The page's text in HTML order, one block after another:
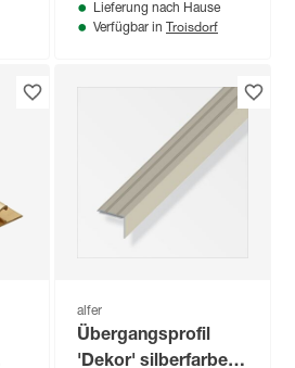
Lieferung nach Hause
Verfügbar in Troisdorf
alfer
Übergangsprofil
'Dekor' silberfarben